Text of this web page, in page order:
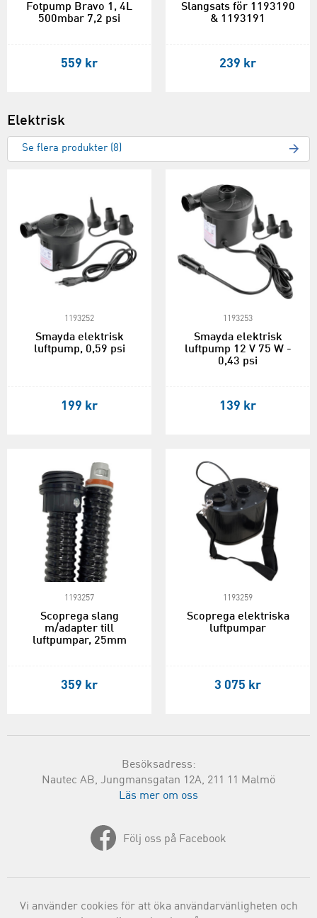
Fotpump Bravo 1, 4L
500mbar 7,2 psi
559 kr
Slangsats för 1193190
& 1193191
239 kr
Elektrisk
Se flera produkter (8)
1193252
Smayda elektrisk
luftpump, 0,59 psi
199 kr
1193253
Smayda elektrisk
luftpump 12 V 75 W -
0,43 psi
139 kr
1193257
Scoprega slang
m/adapter till
luftpumpar, 25mm
359 kr
1193259
Scoprega elektriska
luftpumpar
3 075 kr
Besöksadress:
Nautec AB, Jungmansgatan 12A, 211 11 Malmö
Läs mer om oss
Följ oss på Facebook
Vi använder cookies för att öka användarvänligheten och